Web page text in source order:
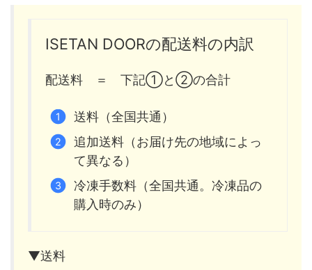
ISETAN DOORの配送料の内訳
配送料 ＝ 下記①と②の合計
送料（全国共通）
追加送料（お届け先の地域によっ
て異なる）
冷凍手数料（全国共通。冷凍品の
購入時のみ）
▼送料